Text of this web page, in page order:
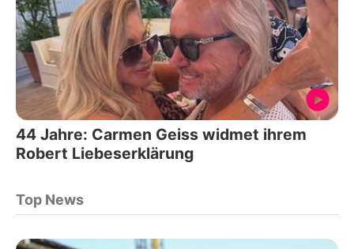
44 Jahre: Carmen Geiss widmet ihrem
Robert Liebeserklärung
Top News